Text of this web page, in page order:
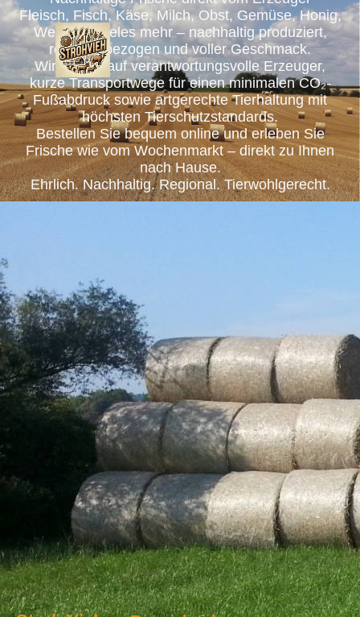
Fleisch, Fisch, Käse, Milch, Obst, Gemüse, Honig,
Wein und vieles mehr – nachhaltig produziert,
regional bezogen und voller Geschmack.
Wir setzen auf verantwortungsvolle Erzeuger,
kurze Transportwege für einen minimalen CO₂-
Fußabdruck sowie artgerechte Tierhaltung mit
höchsten Tierschutzstandards.
Bestellen Sie bequem online und erleben Sie
Frische wie vom Wochenmarkt – direkt zu Ihnen
nach Hause.
Ehrlich. Nachhaltig. Regional. Tierwohlgerecht.